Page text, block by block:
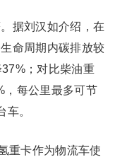
据刘汉如介绍，在
命周期内碳排放较
；对比柴油重
，每公里最多可节
。
重卡作为物流车使